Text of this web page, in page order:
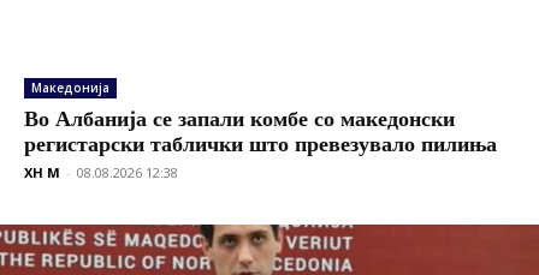
Македонија
Во Албанија се запали комбе со македонски
регистарски таблички што превезувало пилиња
XH M - 08.08.2026 12:38